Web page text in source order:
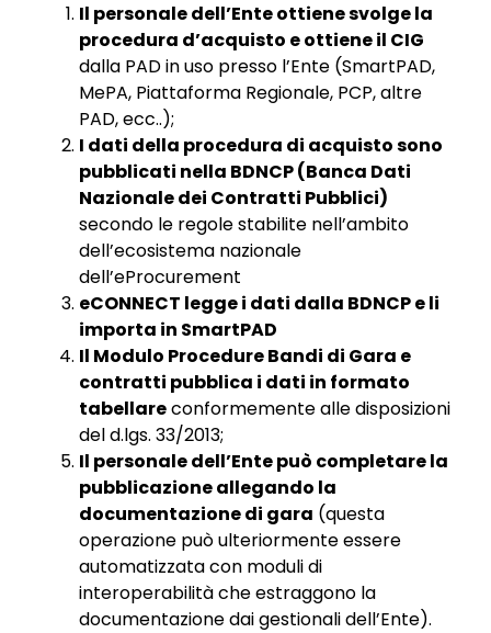
Il personale dell’Ente ottiene svolge la
procedura d’acquisto e ottiene il CIG
dalla PAD in uso presso l’Ente (SmartPAD,
MePA, Piattaforma Regionale, PCP, altre
PAD, ecc..);
I dati della procedura di acquisto sono
pubblicati nella BDNCP(Banca Dati
Nazionale dei Contratti Pubblici)
secondo le regole stabilite nell’ambito
dell’ecosistema nazionale
dell’eProcurement
eCONNECT legge i dati dalla BDNCPe li
importa in SmartPAD
Il Modulo Procedure Bandi di Gara e
contratti pubblica i dati in formato
tabellareconformemente alle disposizioni
del d.lgs. 33/2013;
Il personale dell’Ente può completare la
pubblicazione allegando la
documentazione di gara (questa
operazione può ulteriormente essere
automatizzata con moduli di
interoperabilità che estraggono la
documentazione dai gestionali dell’Ente).